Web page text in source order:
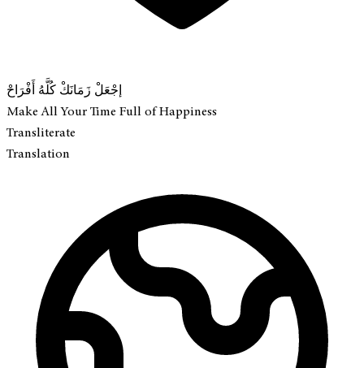
إجْعَلْ زَمَانَكْ كُلَّهُ أَفْرَاحْ
Make All Your Time Full of Happiness
Transliterate
Translation